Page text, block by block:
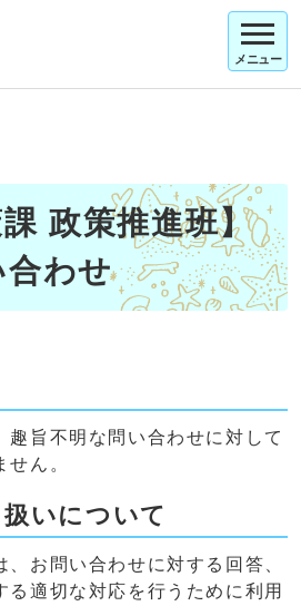
メニュー
課 政策推進班】
合わせ
趣旨不明な問い合わせに対して
ん。
いについて
お問い合わせに対する回答、
る適切な対応を行うために利用